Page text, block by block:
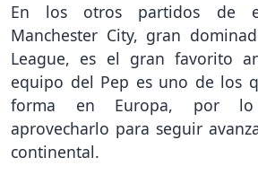
En los otros partidos de
Manchester City, gran
League, es el gran favorito
equipo del Pep es uno de los
forma en Europa, por lo
aprovecharlo para seguir
continental.